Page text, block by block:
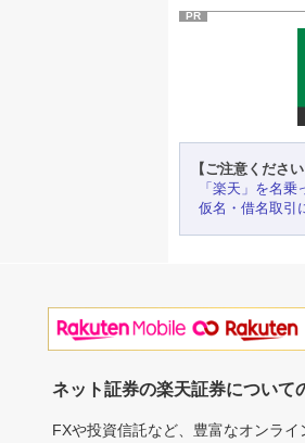
PR
【ご注意ください
「楽天」を名
仮名・借名取引
ネット証券の楽天証券について
FXや投資信託など、豊富なオンラ